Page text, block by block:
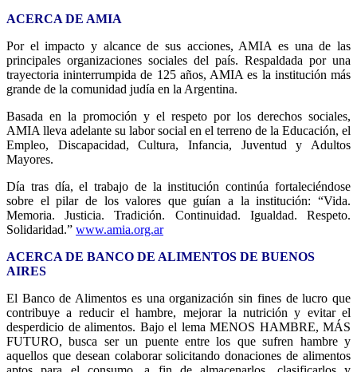
ACERCA DE AMIA
Por el impacto y alcance de sus acciones, AMIA es una de las
principales organizaciones sociales del país. Respaldada por una
trayectoria ininterrumpida de 125 años, AMIA es la institución más
grande de la comunidad judía en la Argentina.
Basada en la promoción y el respeto por los derechos sociales,
AMIA lleva adelante su labor social en el terreno de la Educación, el
Empleo, Discapacidad, Cultura, Infancia, Juventud y Adultos
Mayores.
Día tras día, el trabajo de la institución continúa fortaleciéndose
sobre el pilar de los valores que guían a la institución: “Vida.
Memoria. Justicia. Tradición. Continuidad. Igualdad. Respeto.
Solidaridad.” www.amia.org.ar
ACERCA DE BANCO DE ALIMENTOS DE BUENOS
AIRES
El Banco de Alimentos es una organización sin fines de lucro que
contribuye a reducir el hambre, mejorar la nutrición y evitar el
desperdicio de alimentos. Bajo el lema MENOS HAMBRE, MÁS
FUTURO, busca ser un puente entre los que sufren hambre y
aquellos que desean colaborar solicitando donaciones de alimentos